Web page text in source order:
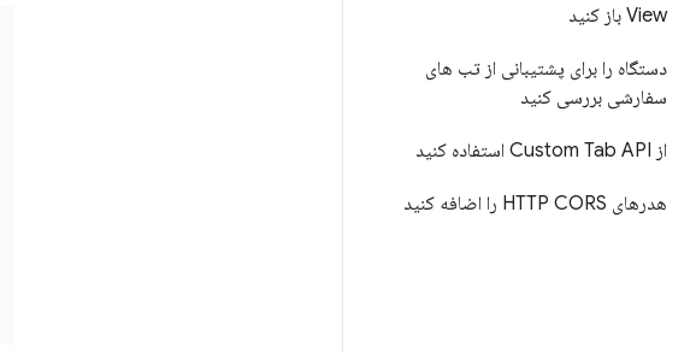
View باز کنید
دستگاه را برای پشتیبانی از تب های
سفارشی بررسی کنید
از Custom Tab API استفاده کنید
هدرهای HTTP CORS را اضافه کنید